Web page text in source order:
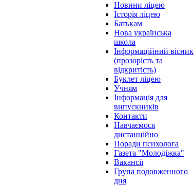
Новини ліцею
Історія ліцею
Батькам
Нова українська
школа
Інформаційний вісник
(прозорість та
відкритість)
Буклет ліцею
Учням
Інформація для
випускників
Контакти
Навчаємося
дистанційно
Поради психолога
Газета "Молодіжка"
Вакансії
Група подовженного
дня